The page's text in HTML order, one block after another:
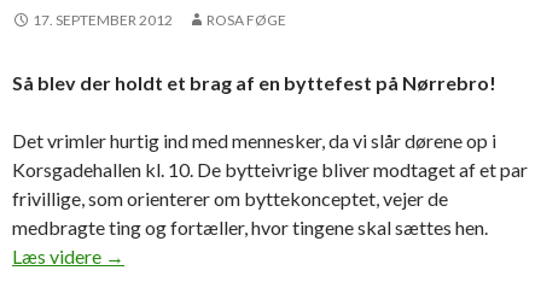
17. SEPTEMBER 2012 ROSA FØGE
Så blev der holdt et brag af en byttefest på Nørrebro!
Det vrimler hurtig ind med mennesker, da vi slår dørene op i
Korsgadehallen kl. 10. De bytteivrige bliver modtaget af et par
frivillige, som orienterer om byttekonceptet, vejer de
medbragte ting og fortæller, hvor tingene skal sættes hen.
Læs videre Nørrebros bytte-succes
→